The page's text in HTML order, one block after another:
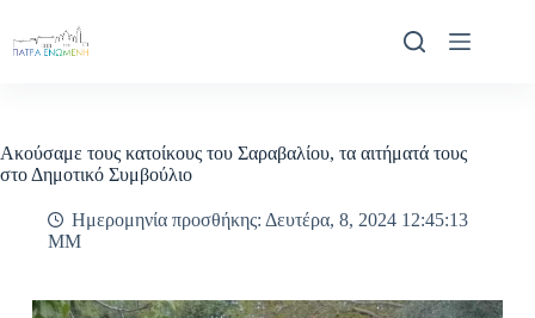
περιεχόμενο
Ακούσαμε τους κατοίκους του Σαραβαλίου, τα αιτήματά τους
στο Δημοτικό Συμβούλιο
Ημερομηνία προσθήκης: Δευτέρα, 8, 2024 12:45:13
ΜΜ